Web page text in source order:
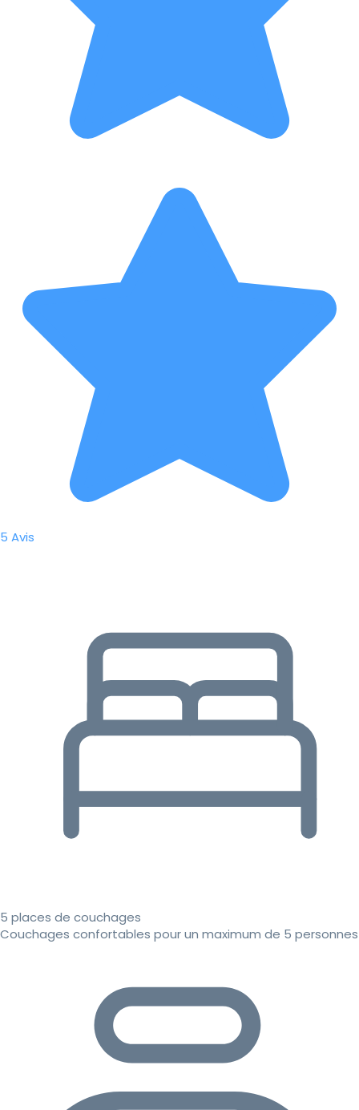
5 Avis
5 places de couchages
Couchages confortables pour un maximum de 5 personnes